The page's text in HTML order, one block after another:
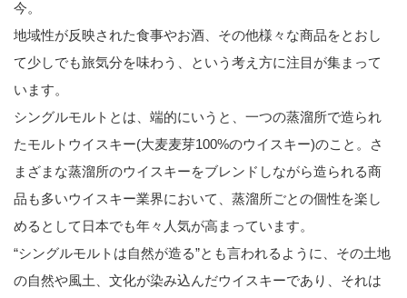
今。
地域性が反映された食事やお酒、その他様々な商品をとおし
て少しでも旅気分を味わう、という考え方に注目が集まって
います。
シングルモルトとは、端的にいうと、一つの蒸溜所で造られ
たモルトウイスキー(大麦麦芽100%のウイスキー)のこと。さ
まざまな蒸溜所のウイスキーをブレンドしながら造られる商
品も多いウイスキー業界において、蒸溜所ごとの個性を楽し
めるとして日本でも年々人気が高まっています。
“シングルモルトは自然が造る”とも言われるように、その土地
の自然や風土、文化が染み込んだウイスキーであり、それは